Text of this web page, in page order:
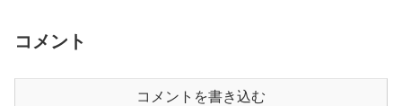
コメント
コメントを書き込む